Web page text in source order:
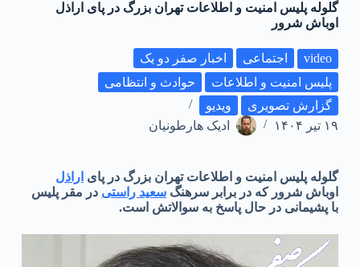
گلوله پلیس امنیت و اطلاعات تهران بزرگ در پای اراذل
اوباش شرور
video اجتماعی
اخبار صفر دو یک
پلیس امنیت و اطلاعات
حوادث و انتظامی
گزارش تصویری
ویدیو
۱۹ تیر ۱۴۰۴
ادیک هارطونیان
گلوله پلیس امنیت و اطلاعات تهران بزرگ در پای اراذل
اوباش شرور که در برابر سرهنگ سعید راستی در مقر پلیس
با پشیمانی در حال پاسخ به سوالاتش است.